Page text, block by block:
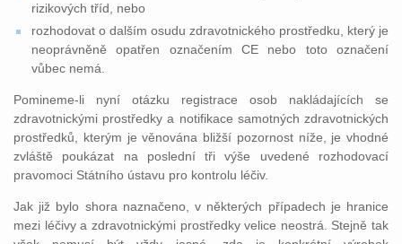
rizikových tříd, nebo
rozhodovat o dalším osudu zdravotnického prostředku, který je
neoprávněně opatřen označením CE nebo toto označení
vůbec nemá.
Pomineme-li nyní otázku registrace osob nakládajících se
zdravotnickými prostředky a notifikace samotných zdravotnických
prostředků, kterým je věnována bližší pozornost níže, je vhodné
zvláště poukázat na poslední tři výše uvedené rozhodovací
pravomoci Státního ústavu pro kontrolu léčiv.
Jak již bylo shora naznačeno, v některých případech je hranice
mezi léčivy a zdravotnickými prostředky velice neostrá. Stejně tak